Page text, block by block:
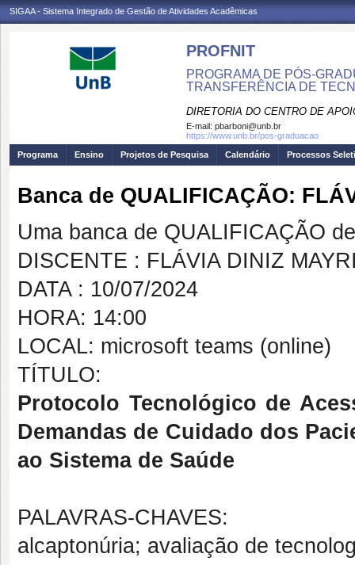
SIGAA - Sistema Integrado de Gestão de Atividades Acadêmicas
PROFNIT
PROGRAMA DE PÓS-
TRANSFERÊNCIA DE
DIRETORIA DO CENTRO DE
E-mail: pbarboni@unb.br
https://www.unb.br/pos-graduacao
Programa
Ensino Projetos de Pesquisa Calendário Processos
Banca de QUALIFICAÇÃO:
Uma banca de QUALIFICAÇÃO
DISCENTE : FLÁVIA DINIZ
DATA : 10/07/2024
HORA: 14:00
LOCAL: microsoft teams (online)
TÍTULO:
Protocolo Tecnológico de
Demandas de Cuidado dos
ao Sistema de Saúde
PALAVRAS-CHAVES:
alcaptonúria; avaliação de